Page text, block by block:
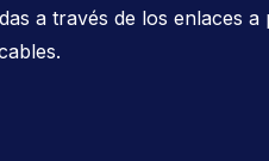
a través de los enlaces